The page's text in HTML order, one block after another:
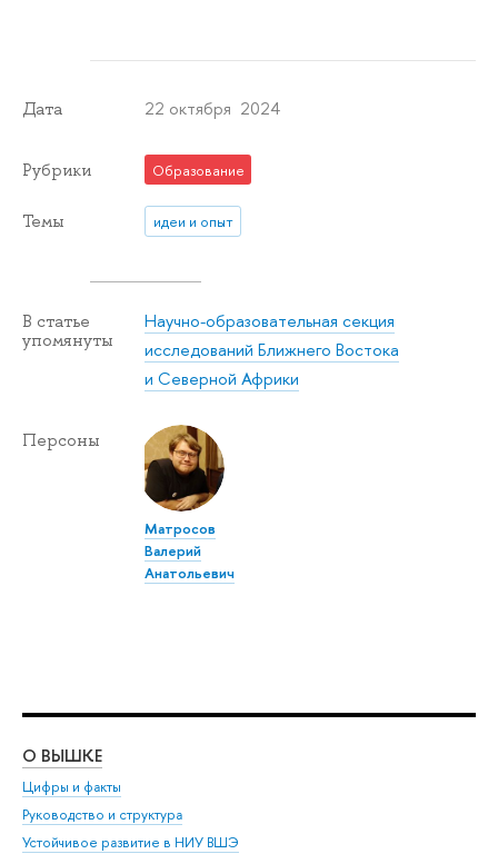
Дата 22 октября 2024
Рубрики Образование
Темы идеи и опыт
В статье
упомянуты
Научно-образовательная секция
исследований Ближнего Востока
и Северной Африки
Персоны
Матросов
Валерий
Анатольевич
О ВЫШКЕ
Цифры и факты
Руководство и структура
Устойчивое развитие в НИУ ВШЭ